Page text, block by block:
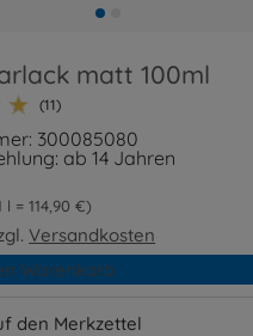
matt 100ml
(11)
300085080
ab 14 Jahren
l = 114,90 €
Versandkosten
den Merkzettel
Warenkorb